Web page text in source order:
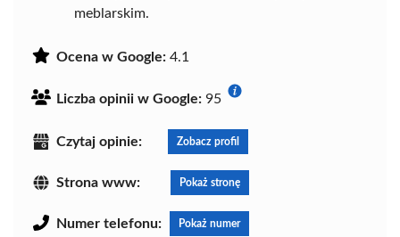
meblarskim.
Ocena w Google: 4.1
Liczba opinii w Google: 95
Czytaj opinie: Zobacz profil
Strona www: Pokaż stronę
Numer telefonu: Pokaż numer